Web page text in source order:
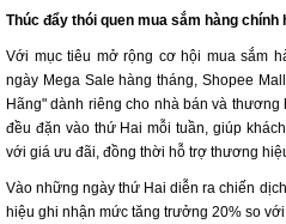
Thúc đẩy thói quen mua sắm hàng
Với mục tiêu mở rộng cơ hội mua sắm
ngày Mega Sale hàng tháng, Shopee
Hãng" dành riêng cho nhà bán và
đều đặn vào thứ Hai mỗi tuần, giúp
với giá ưu đãi, đồng thời hỗ trợ thương
Vào những ngày thứ Hai diễn ra chiến
hiệu ghi nhận mức tăng trưởng 20% so